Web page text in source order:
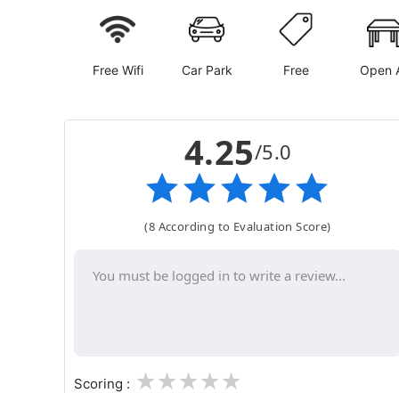
Free Wifi Car Park Free Open
4.25/5.0
(8 According to Evaluation Score)
Scoring : 3
2
1